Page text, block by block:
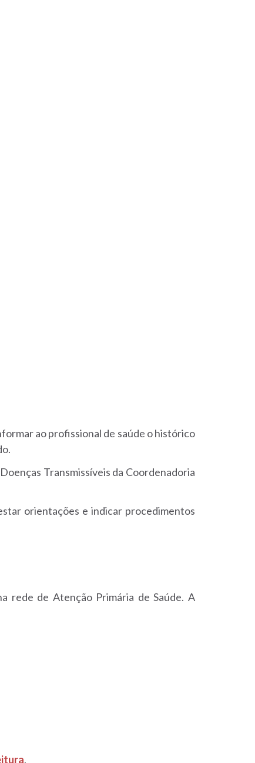
ao profissional de saúde o histórico
Transmissíveis da Coordenadoria
orientações e indicar procedimentos
rede de Atenção Primária de Saúde. A
.